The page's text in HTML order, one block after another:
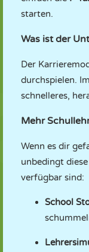
starten.
Was ist der
Der
durchspielen.
schnelleres,
Mehr
Wenn es dir
unbedingt
verfügbar sind:
School